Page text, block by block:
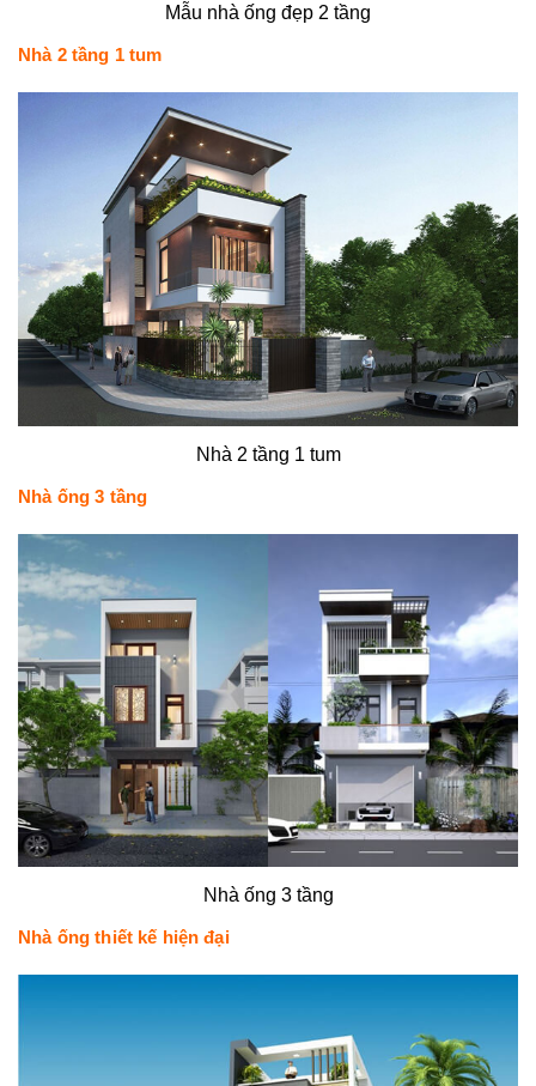
Mẫu nhà ống đẹp 2 tầng
Nhà 2 tầng 1 tum
Nhà 2 tầng 1 tum
Nhà ống 3 tầng
Nhà ống 3 tầng
Nhà ống thiết kế hiện đại